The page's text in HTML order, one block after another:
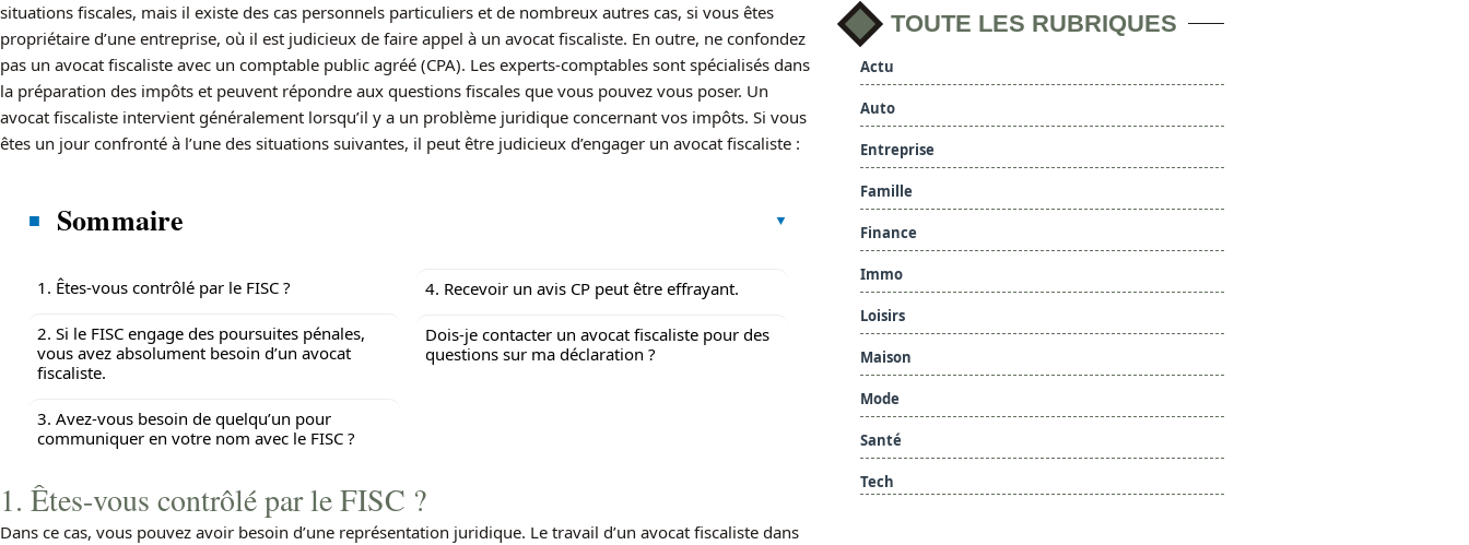
situations fiscales, mais il existe des cas personnels particuliers et de nombreux autres cas, si vous êtes
propriétaire d’une entreprise, où il est judicieux de faire appel à un avocat fiscaliste. En outre, ne confondez
pas un avocat fiscaliste avec un comptable public agréé (CPA). Les experts-comptables sont spécialisés dans
la préparation des impôts et peuvent répondre aux questions fiscales que vous pouvez vous poser. Un
avocat fiscaliste intervient généralement lorsqu’il y a un problème juridique concernant vos impôts. Si vous
êtes un jour confronté à l’une des situations suivantes, il peut être judicieux d’engager un avocat fiscaliste :
Sommaire
1. Êtes-vous contrôlé par le FISC ?
2. Si le FISC engage des poursuites pénales,
vous avez absolument besoin d’un avocat
fiscaliste.
3. Avez-vous besoin de quelqu’un pour
communiquer en votre nom avec le FISC ?
4. Recevoir un avis CP peut être effrayant.
Dois-je contacter un avocat fiscaliste pour des
questions sur ma déclaration ?
1. Êtes-vous contrôlé par le FISC ?
Dans ce cas, vous pouvez avoir besoin d’une représentation juridique. Le travail d’un avocat fiscaliste dans
TOUTE LES RUBRIQUES
Actu
Auto
Entreprise
Famille
Finance
Immo
Loisirs
Maison
Mode
Santé
Tech